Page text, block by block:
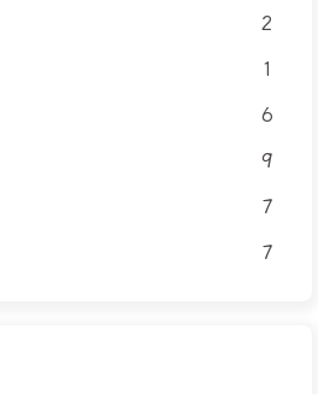
2
1
6
9
7
7